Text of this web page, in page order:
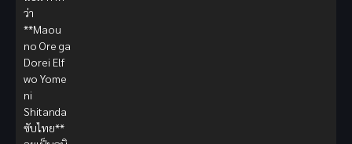
ว่า
**Maou
no Ore ga
Dorei Elf
wo Yome
ni
Shitanda
ซับไทย**